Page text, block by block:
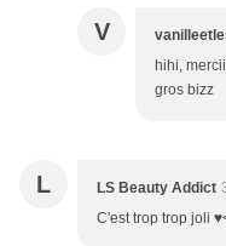
V
hihi,
gros bizz
L LS Beauty Addict
C'est trop trop joli